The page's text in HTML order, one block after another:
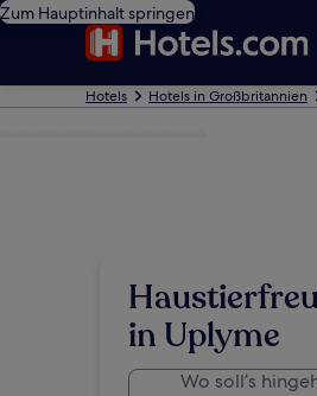
Zum Hauptinhalt springen
Hotels Hotels in Großbritannien
in Uplyme
Wo soll’s